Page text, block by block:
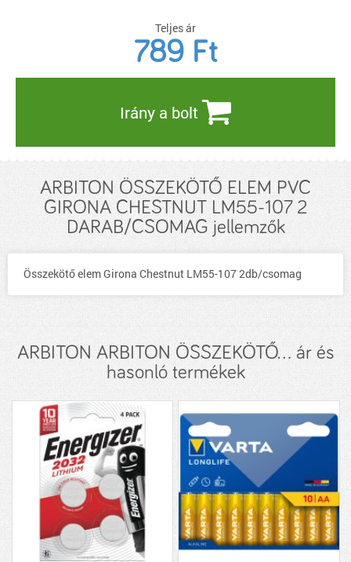
Teljes ár
789 Ft
Irány a bolt
ARBITON ÖSSZEKÖTŐ ELEM PVC
GIRONA CHESTNUT LM55-107 2
DARAB/CSOMAG jellemzők
Összekötő elem Girona Chestnut LM55-107 2db/csomag
ARBITON ARBITON ÖSSZEKÖTŐ... ár és
hasonló termékek